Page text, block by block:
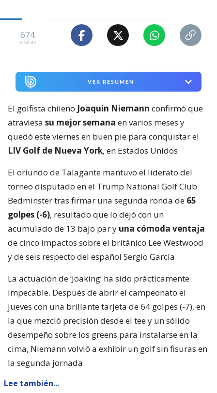
674
visitas
VER RESUMEN
El golfista chileno Joaquín Niemann confirmó que
atraviesa su mejor semana en varios meses y
quedó este viernes en buen pie para conquistar el
LIV Golf de Nueva York, en Estados Unidos.
El oriundo de Talagante mantuvo el liderato del
torneo disputado en el Trump National Golf Club
Bedminster tras firmar una segunda ronda de 65
golpes (-6), resultado que lo dejó con un
acumulado de 13 bajo par y una cómoda ventaja
de cinco impactos sobre el británico Lee Westwood
y de seis respecto del español Sergio García.
La actuación de ‘Joaking’ ha sido prácticamente
impecable. Después de abrir el campeonato el
jueves con una brillante tarjeta de 64 golpes (-7), en
la que mezcló precisión desde el tee y un sólido
desempeño sobre los greens para instalarse en la
cima, Niemann volvió a exhibir un golf sin fisuras en
la segunda jornada.
Lee también...